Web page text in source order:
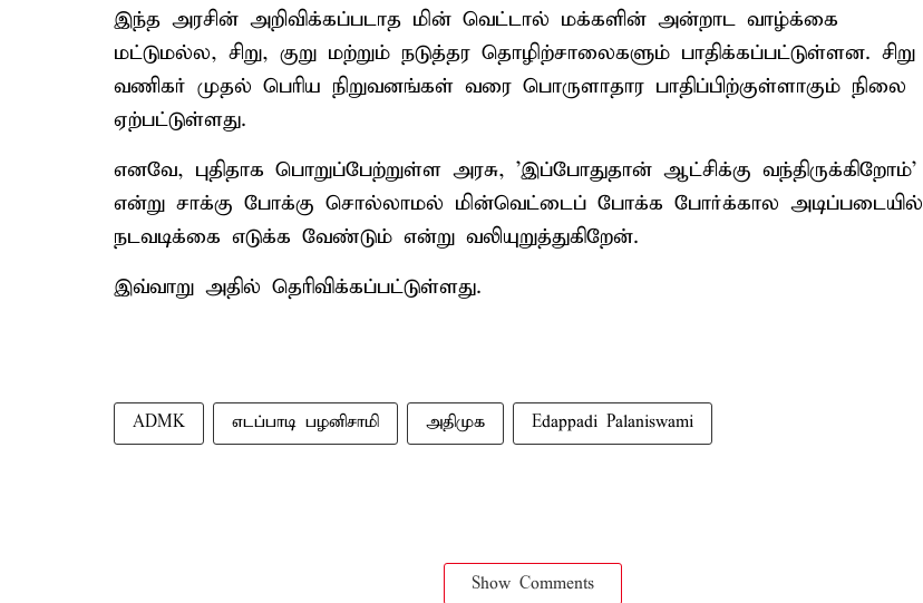
இந்த அரசின் அறிவிக்கப்படாத மின் வெட்டால் மக்களின் அன்றாட வாழ்க்கை
மட்டுமல்ல, சிறு, குறு மற்றும் நடுத்தர தொழிற்சாலைகளும் பாதிக்கப்பட்டுள்ளன. சிறு
வணிகர் முதல் பெரிய நிறுவனங்கள் வரை பொருளாதார பாதிப்பிற்குள்ளாகும் நிலை
ஏற்பட்டுள்ளது.
எனவே, புதிதாக பொறுப்பேற்றுள்ள அரசு, 'இப்போதுதான் ஆட்சிக்கு வந்திருக்கிறோம்'
என்று சாக்கு போக்கு சொல்லாமல் மின்வெட்டைப் போக்க போர்க்கால அடிப்படையில்
நடவடிக்கை எடுக்க வேண்டும் என்று வலியுறுத்துகிறேன்.
இவ்வாறு அதில் தெரிவிக்கப்பட்டுள்ளது.
ADMK எடப்பாடி பழனிசாமி அதிமுக Edappadi Palaniswami
Show Comments